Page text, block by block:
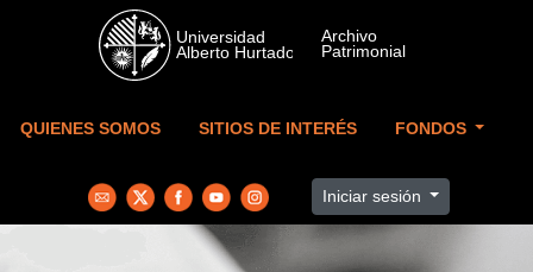
Skip to main content
QUIENES SOMOS SITIOS DE INTERÉS FONDOS
Iniciar sesión